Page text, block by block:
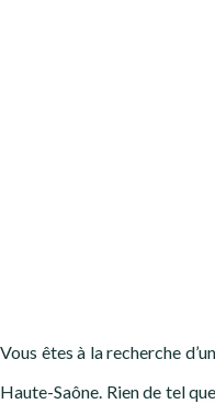
Vous êtes à la recherche
Haute-Saône. Rien de tel